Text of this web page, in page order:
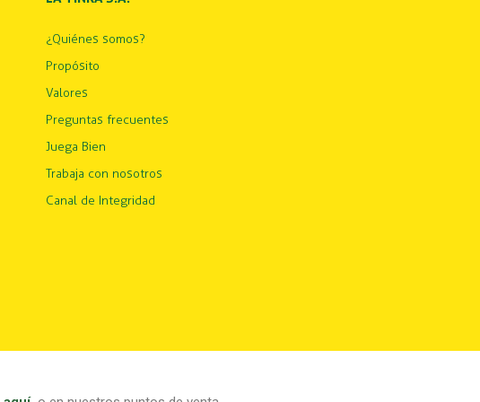
¿Quiénes somos?
Propósito
Valores
Preguntas frecuentes
Juega Bien
Trabaja con nosotros
Canal de Integridad